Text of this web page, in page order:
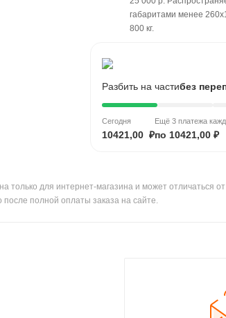
габаритами менее
800 кг.
Разбить на частибез
Сегодня
10421,00 ₽
Ещё 3 платежа
по 10421,00 ₽
только для интернет-магазина и может отличаться
после полной оплаты заказа на сайте.